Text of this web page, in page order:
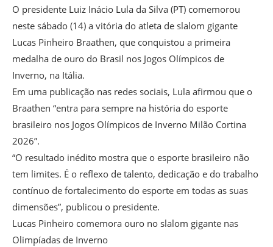
O presidente Luiz Inácio Lula da Silva (PT) comemorou
neste sábado (14) a vitória do atleta de slalom gigante
Lucas Pinheiro Braathen, que conquistou a primeira
medalha de ouro do Brasil nos Jogos Olímpicos de
Inverno, na Itália.
Em uma publicação nas redes sociais, Lula afirmou que o
Braathen “entra para sempre na história do esporte
brasileiro nos Jogos Olímpicos de Inverno Milão Cortina
2026”.
“O resultado inédito mostra que o esporte brasileiro não
tem limites. É o reflexo de talento, dedicação e do trabalho
contínuo de fortalecimento do esporte em todas as suas
dimensões”, publicou o presidente.
Lucas Pinheiro comemora ouro no slalom gigante nas
Olimpíadas de Inverno